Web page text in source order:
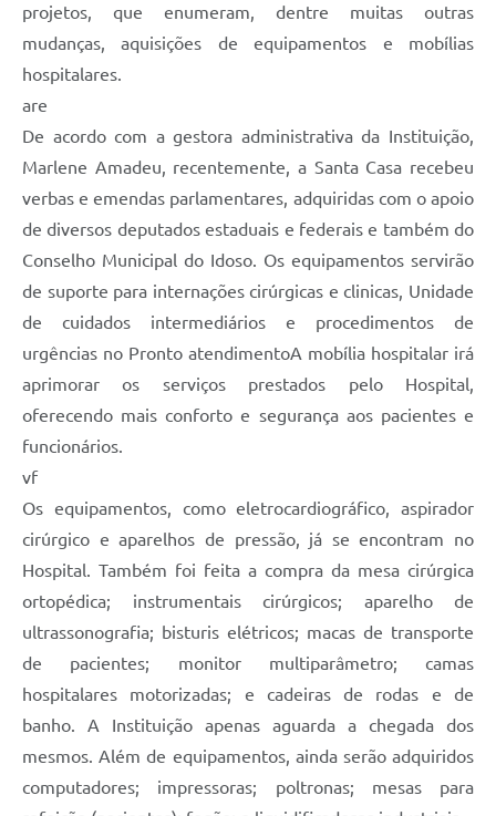
projetos, que enumeram, dentre muitas outras
mudanças, aquisições de equipamentos e mobílias
hospitalares.
are
De acordo com a gestora administrativa da Instituição,
Marlene Amadeu, recentemente, a Santa Casa recebeu
verbas e emendas parlamentares, adquiridas com o apoio
de diversos deputados estaduais e federais e também do
Conselho Municipal do Idoso. Os equipamentos servirão
de suporte para internações cirúrgicas e clinicas, Unidade
de cuidados intermediários e procedimentos de
urgências no Pronto atendimentoA mobília hospitalar irá
aprimorar os serviços prestados pelo Hospital,
oferecendo mais conforto e segurança aos pacientes e
funcionários.
vf
Os equipamentos, como eletrocardiográfico, aspirador
cirúrgico e aparelhos de pressão, já se encontram no
Hospital. Também foi feita a compra da mesa cirúrgica
ortopédica; instrumentais cirúrgicos; aparelho de
ultrassonografia; bisturis elétricos; macas de transporte
de pacientes; monitor multiparâmetro; camas
hospitalares motorizadas; e cadeiras de rodas e de
banho. A Instituição apenas aguarda a chegada dos
mesmos. Além de equipamentos, ainda serão adquiridos
computadores; impressoras; poltronas; mesas para